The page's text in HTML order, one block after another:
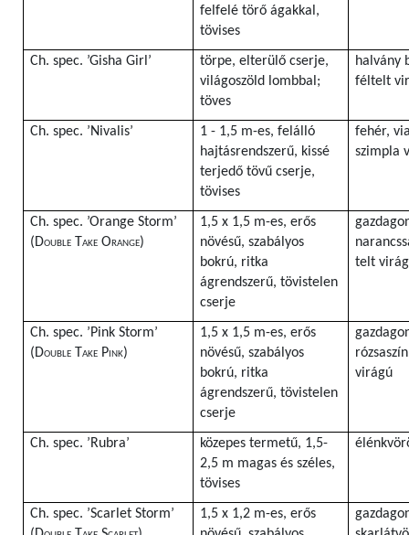
felfelé törő ágakkal,
tövises
Ch. spec. ’Gisha Girl’
törpe, elterülő cserje,
világoszöld lombbal;
töves
halvány
féltelt
Ch. spec. ’Nivalis’
1 - 1,5 m-es, felálló
hajtásrendszerű, kissé
terjedő tövű cserje,
tövises
fehér,
szimpla
Ch. spec. ’Orange Storm’
(Double Take Orange)
1,5 x 1,5 m-es, erős
növésű, szabályos
bokrú, ritka
ágrendszerű, tövistelen
cserje
telt
Ch. spec. ’Pink Storm’
(Double Take Pink)
1,5 x 1,5 m-es, erős
növésű, szabályos
bokrú, ritka
ágrendszerű, tövistelen
cserje
virágú
Ch. spec. ’Rubra’
közepes termetű, 1,5-
2,5 m magas és széles,
tövises
Ch. spec. ’Scarlet Storm’
1,5 x 1,2 m-es, erős